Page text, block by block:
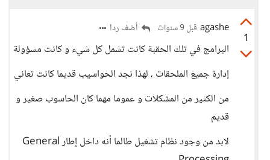
1
agashe قبل 9 سنوات أضف ردا
البرامج في تلك الحقبة كانت تشمل كل شيء و كانت مسؤولة
إدارة جميع الملحقات ، لهذا نجد الحواسيب قديما كانت تعاني
من الكثير من المشكلات و عموما مهما كان الحاسوب صغير و
قديم
لابد من وجود نظام تشغيل طالما أنه داخل إطار General